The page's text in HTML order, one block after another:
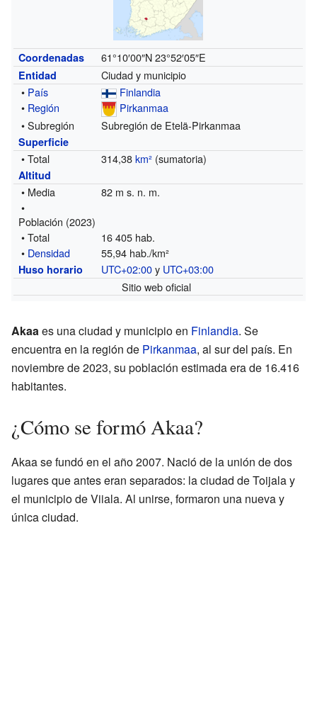
Coordenadas 61°10′00″N 23°52′05″E
Entidad
Ciudad y municipio
• País
Finlandia
• Región
Pirkanmaa
• Subregión
Subregión de Etelä-Pirkanmaa
Superficie
• Total 314,38km² (sumatoria)
Altitud
• Media
82 m s. n. m.
•
Población (2023)
• Total
16 405 hab.
• Densidad 55,94 hab./km²
Huso horario UTC+02:00y UTC+03:00
Sitio web oficial
Akaaes una ciudad y municipio en Finlandia. Se
encuentra en la región de Pirkanmaa, al sur del país. En
noviembre de 2023, su población estimada era de 16.416
habitantes.
¿Cómo se formó Akaa?
Akaa se fundó en el año 2007. Nació de la unión de dos
lugares que antes eran separados: la ciudad de Toijala y
el municipio de Viiala. Al unirse, formaron una nueva y
única ciudad.